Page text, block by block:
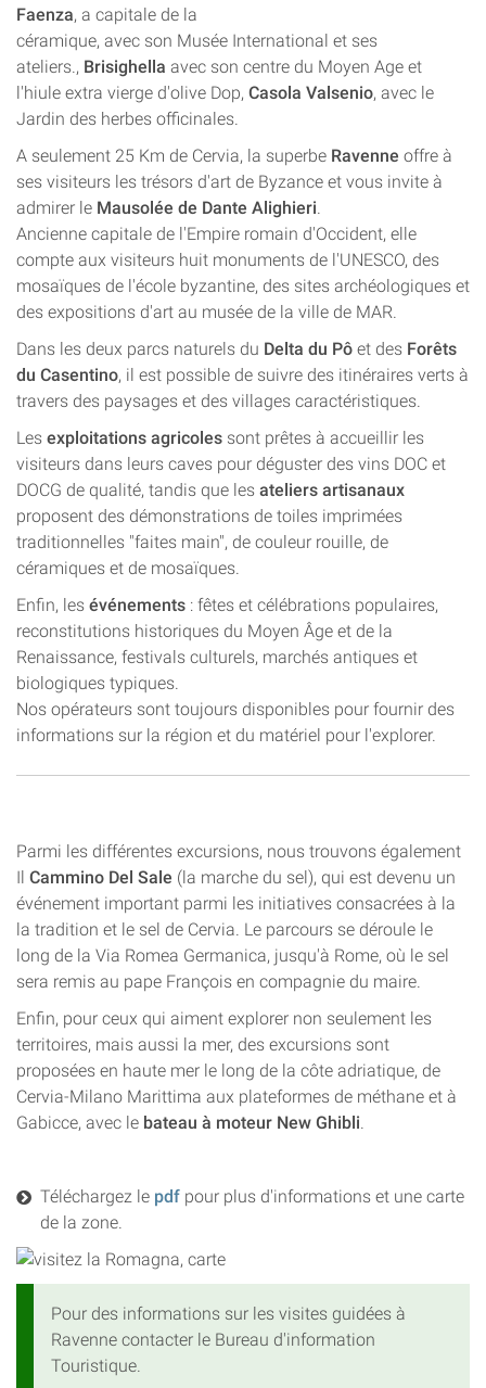
Faenza, a capitale de la
céramique, avec son Musée International et ses
ateliers., Brisighella avec son centre du Moyen Age et
l'hiule extra vierge d'olive Dop, Casola Valsenio, avec le
Jardin des herbes officinales.
A seulement 25 Km de Cervia, la superbe Ravenne offre à
ses visiteurs les trésors d'art de Byzance et vous invite à
admirer le Mausolée de Dante Alighieri
Ancienne capitale de l'Empire romain d'Occident, elle
compte aux visiteurs huit monuments de l'UNESCO, des
mosaïques de l'école byzantine, des sites archéologiques et
des expositions d'art au musée de la ville de MAR.
Dans les deux parcs naturels du Delta du Pô et des Forêts
du Casentino, il est possible de suivre des itinéraires verts à
travers des paysages et des villages caractéristiques.
Les exploitations agricoles sont prêtes à accueillir les
visiteurs dans leurs caves pour déguster des vins DOC et
DOCG de qualité, tandis que les ateliers artisanaux
proposent des démonstrations de toiles imprimées
traditionnelles "faites main", de couleur rouille, de
céramiques et de mosaïques.
Enfin, les événements : fêtes et célébrations populaires,
reconstitutions historiques du Moyen Âge et de la
Renaissance, festivals culturels, marchés antiques et
biologiques typiques.
Nos opérateurs sont toujours disponibles pour fournir des
informations sur la région et du matériel pour l'explorer.
Parmi les différentes excursions, nous trouvons également
Il Cammino Del Sale (la marche du sel), qui est devenu un
événement important parmi les initiatives consacrées à la
la tradition et le sel de Cervia. Le parcours se déroule le
long de la Via Romea Germanica, jusqu'à Rome, où le sel
sera remis au pape François en compagnie du maire.
Enfin, pour ceux qui aiment explorer non seulement les
territoires, mais aussi la mer, des excursions sont
proposées en haute mer le long de la côte adriatique, de
Cervia-Milano Marittima aux plateformes de méthane et à
Gabicce, avec le bateau à moteur New Ghibli
Téléchargez le pdf pour plus d'informations et une carte
de la zone.
Pour des informations sur les visites guidées à
Ravenne contacter le Bureau d'information
Touristique.